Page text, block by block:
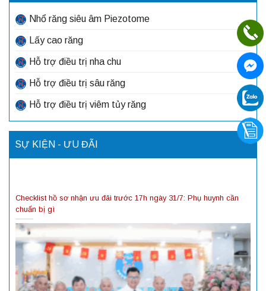
Nhổ răng siêu âm Piezotome
Lấy cao răng
Hỗ trợ điều trị nha chu
Hỗ trợ điều trị sâu răng
Hỗ trợ điều trị viêm tủy răng
SỰ KIỆN - ƯU ĐÃI
Checklist hồ sơ nhận ưu đãi trước 17h ngày 31/7: Phụ huynh cần
chuẩn bị gì